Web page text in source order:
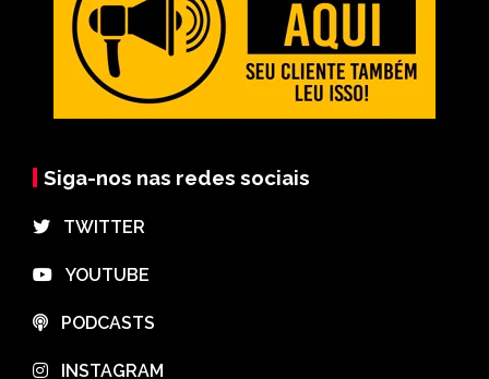
Siga-nos nas redes sociais
⠀TWITTER
⠀YOUTUBE
⠀PODCASTS
⠀INSTAGRAM